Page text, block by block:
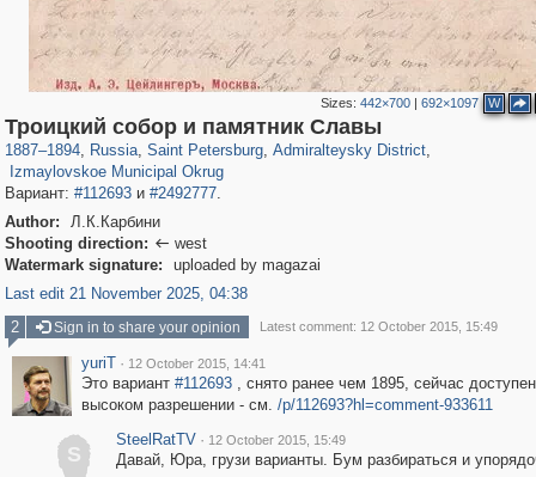
Sizes:442×700 |692×1097 W
Троицкий собор и памятник Славы
1887–1894, Russia
1,406,516 29,243
, Saint Petersburg
197,153 5,709
, Admiralteysky District
24,063 1,032
,
Izmaylovskoe Municipal Okrug
2,329 66
Вариант: #112693и #2492777.
Author:
Л.К.Карбини
Shooting direction:  west
Watermark signature:
uploaded by magazai
Last edit 21 November 2025, 04:38
2
Sign in to share your opinion Latest comment: 12 October 2015, 15:49
yuriT · 12 October 2015, 14:41
Это вариант #112693, снято ранее чем 1895, сейчас
высоком разрешении - см. /p/112693?hl=comment-933611
S
SteelRatTV · 12 October 2015, 15:49
Давай, Юра, грузи варианты. Бум разбираться и